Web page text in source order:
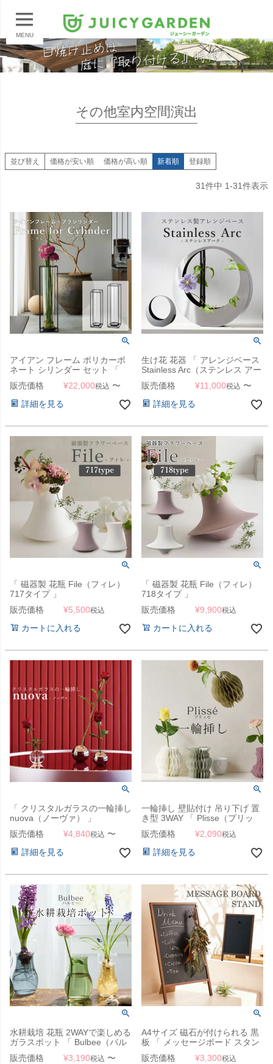
MENU
その他室内空間演出
並び替え 価格が安い順 価格が高い順 新着順 登録順
31件中 1-31件表示
アイアン フレーム ポリカーボ
ネート シリンダー セット 「
Frame for Cylinder（フレーム
フォーシリンダー） 」
販売価格 ¥22,000税込 〜
詳細を見る
生け花 花器 「 アレンジベース
Stainless Arc（ステンレス アー
ク） 」割れない ステンレス製
花瓶
販売価格 ¥11,000税込 〜
詳細を見る
「 磁器製 花瓶 File（フィレ）
717タイプ 」
販売価格
¥5,500税込
カートに入れる
「 磁器製 花瓶 File（フィレ）
718タイプ 」
販売価格
¥9,900税込
カートに入れる
「 クリスタルガラスの一輪挿し
nuova（ノーヴァ） 」
販売価格
¥4,840税込 〜
詳細を見る
一輪挿し 壁貼付け 吊り下げ 置
き型 3WAY 「 Plisse（プリッ
セ） 」
販売価格 ¥2,090税込
詳細を見る
水耕栽培 花瓶 2WAYで楽しめる
ガラスポット 「 Bulbee（バル
ビー） 」
販売価格 ¥3,190税込 〜
A4サイズ 磁石が付けられる 黒
板 「 メッセージボード スタン
ドタイプ 」
販売価格 ¥3,300税込